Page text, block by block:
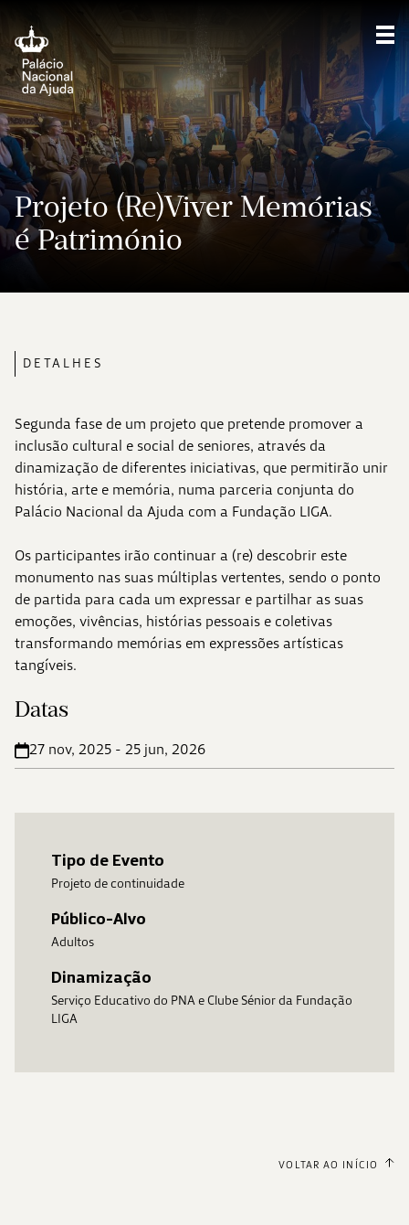
Projeto (Re)Viver Memórias
é Património
DETALHES
Segunda fase de um projeto que pretende promover a
inclusão cultural e social de seniores, através da
dinamização de diferentes iniciativas, que permitirão unir
história, arte e memória, numa parceria conjunta do
Palácio Nacional da Ajuda com a Fundação LIGA.
Os participantes irão continuar a (re) descobrir este
monumento nas suas múltiplas vertentes, sendo o ponto
de partida para cada um expressar e partilhar as suas
emoções, vivências, histórias pessoais e coletivas
transformando memórias em expressões artísticas
tangíveis.
Datas
27 nov, 2025 - 25 jun, 2026
Tipo de Evento
Projeto de continuidade
Público-Alvo
Adultos
Dinamização
Serviço Educativo do PNA e Clube Sénior da Fundação
LIGA
VOLTAR AO INÍCIO